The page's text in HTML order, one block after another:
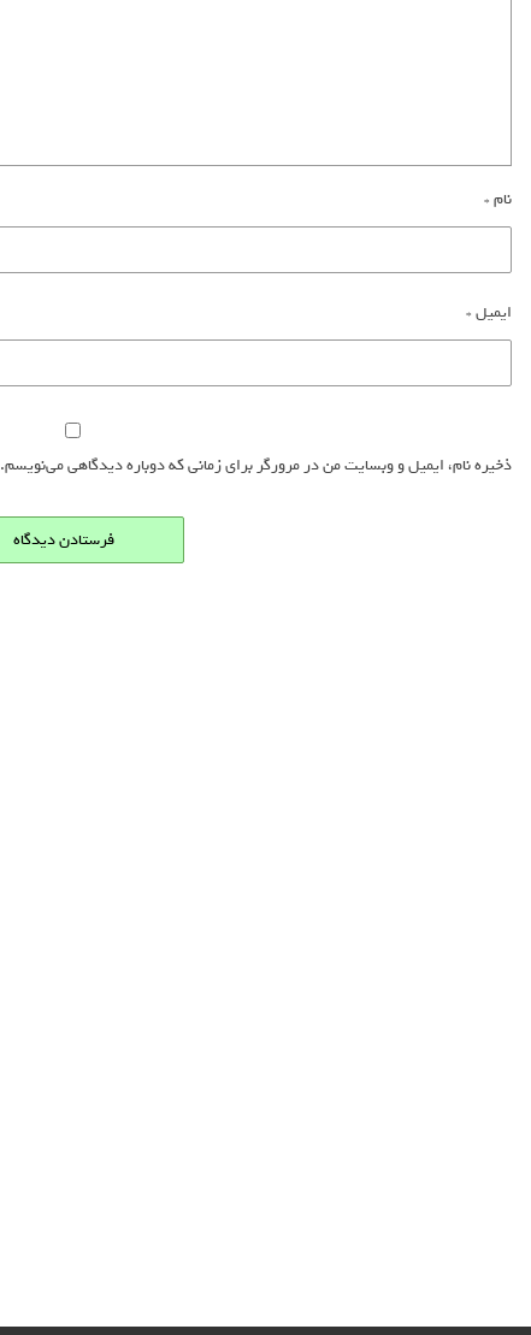
نام*
ایمیل*
ذخیره نام، ایمیل و وبسایت من در مرورگر برای زمانی که دوباره دیدگاهی می‌نویسم.